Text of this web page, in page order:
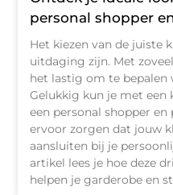
personal shopper
Het kiezen van de juiste
uitdaging zijn. Met
het lastig om te bepalen
Gelukkig kun je met een
een personal shopper
ervoor zorgen dat jouw
aansluiten bij je
artikel lees je hoe deze
helpen je garderobe en